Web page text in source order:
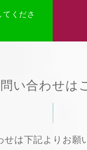
くださ
い合わせは
せは下記よりお願